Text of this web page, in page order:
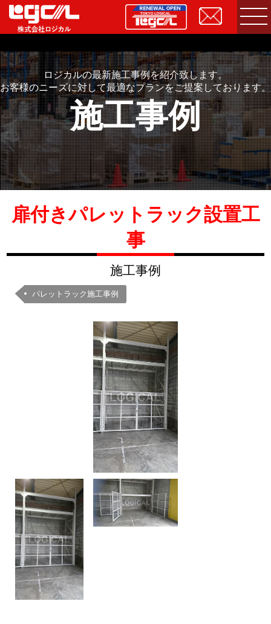
ロジカルの最新施工事例を紹介致します。
お客様のニーズに対して最適なプランをご提案しております。
施工事例
扉付きパレットラック設置工
事
施工事例
パレットラック施工事例